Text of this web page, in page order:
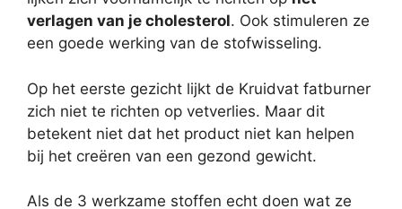
verlagen van je cholesterol. Ook stimuleren ze
een goede werking van de stofwisseling.
Op het eerste gezicht lijkt de Kruidvat fatburner
zich niet te richten op vetverlies. Maar dit
betekent niet dat het product niet kan helpen
bij het creëren van een gezond gewicht.
Als de 3 werkzame stoffen echt doen wat ze